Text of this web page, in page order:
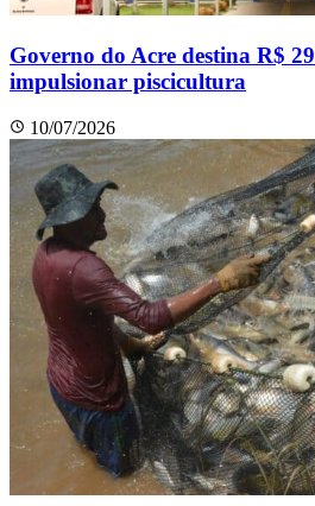
Governo do Acre destina R$
impulsionar piscicultura
10/07/2026